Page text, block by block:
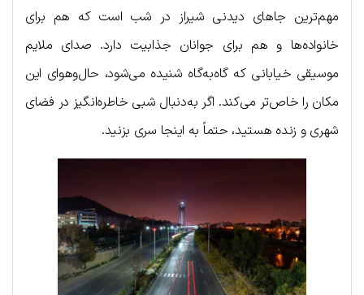
مهم‌ترین جاهای دیدنی شیراز در شب است که هم برای
خانواده‌ها و هم برای جوانان جذابیت دارد. صدای ملایم
موسیقی خیابانی که گاه‌به‌گاه شنیده می‌شود، حال‌وهوای این
مکان را خاص‌تر می‌کند. اگر به‌دنبال شبی خاطره‌انگیز در فضای
شهری و زنده هستید، حتماً به اینجا سری بزنید.